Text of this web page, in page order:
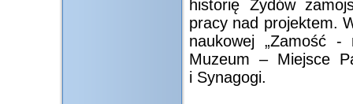
historię Żydów
pracy nad projektem.
naukowej „Zamość
Muzeum – Miejsce
i Synagogi.